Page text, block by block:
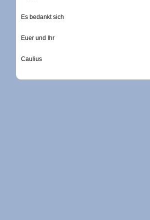
Es bedankt sich
Euer und Ihr
Caulius